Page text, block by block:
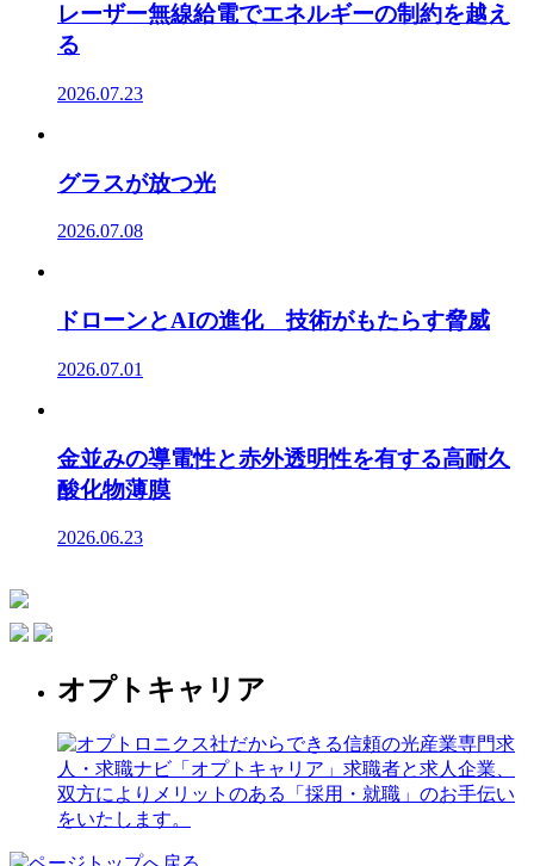
レーザー無線給電でエネルギーの制約を越え
る
2026.07.23
グラスが放つ光
2026.07.08
ドローンとAIの進化 技術がもたらす脅威
2026.07.01
金並みの導電性と赤外透明性を有する高耐久
酸化物薄膜
2026.06.23
オプトキャリア